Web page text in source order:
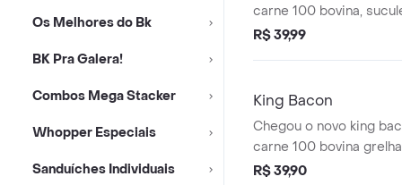
Os Melhores do Bk
BK Pra Galera!
Combos Mega Stacker
Whopper Especiais
Sanduíches Individuais
carne 100 bovina,
desfiada e defumada,
delicioso pão brioche.
para quem é
um novo lançamento da
que já conta com o
king bacon
R$ 39,99
King Bacon
Chegou o novo king
carne 100 bovina
generosa porção de 6
R$ 39,90